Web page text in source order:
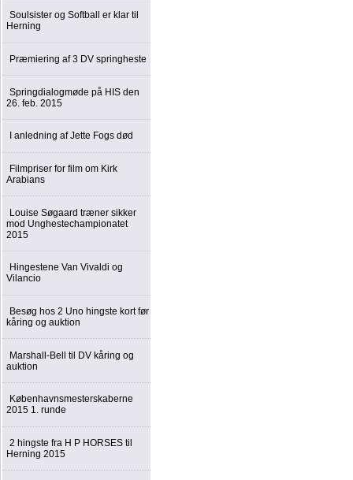
Soulsister og Softball er klar til
Herning
Præmiering af 3 DV springheste
Springdialogmøde på HIS den
26. feb. 2015
I anledning af Jette Fogs død
Filmpriser for film om Kirk
Arabians
Louise Søgaard træner sikker
mod Unghestechampionatet
2015
Hingestene Van Vivaldi og
Vilancio
Besøg hos 2 Uno hingste kort før
kåring og auktion
Marshall-Bell til DV kåring og
auktion
Københavnsmesterskaberne
2015 1. runde
2 hingste fra H P HORSES til
Herning 2015